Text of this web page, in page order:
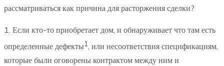
рассматриваться как причина для расторжения сделки?
1. Если кто-то приобретает дом, и обнаруживает что там есть
определенные дефекты1, или несоответствия спецификациям,
которые были оговорены контрактом между ним и